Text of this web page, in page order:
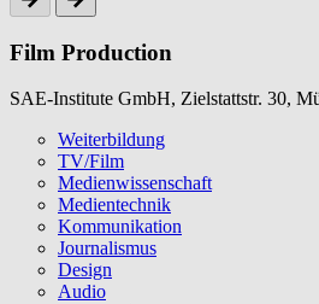
Film Production
SAE-Institute GmbH, Zielstattstr. 30,
Weiterbildung
TV/Film
Medienwissenschaft
Medientechnik
Kommunikation
Journalismus
Design
Audio